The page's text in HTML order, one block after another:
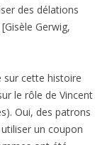
des délations
Gerwig,
sur cette histoire
le rôle de Vincent
Oui, des patrons
un coupon